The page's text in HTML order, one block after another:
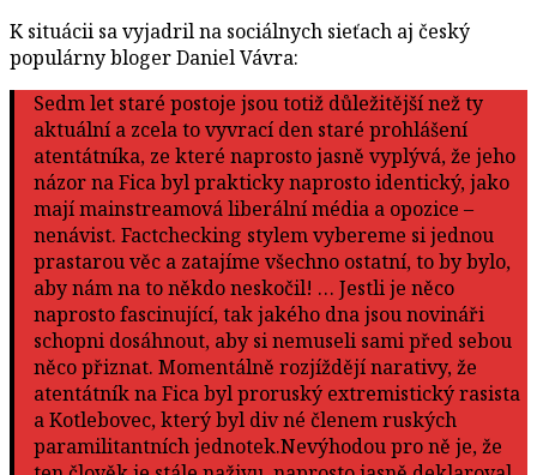
K situácii sa vyjadril na sociálnych sieťach aj český
populárny bloger Daniel Vávra:
Sedm let staré postoje jsou totiž důležitější než ty
aktuální a zcela to vyvrací den staré prohlášení
atentátníka, ze které naprosto jasně vyplývá, že jeho
názor na Fica byl prakticky naprosto identický, jako
mají mainstreamová liberální média a opozice –
nenávist. Factchecking stylem vybereme si jednou
prastarou věc a zatajíme všechno ostatní, to by bylo,
aby nám na to někdo neskočil! … Jestli je něco
naprosto fascinující, tak jakého dna jsou novináři
schopni dosáhnout, aby si nemuseli sami před sebou
něco přiznat. Momentálně rozjíždějí narativy, že
atentátník na Fica byl proruský extremistický rasista
a Kotlebovec, který byl div né členem ruských
paramilitantních jednotek.Nevýhodou pro ně je, že